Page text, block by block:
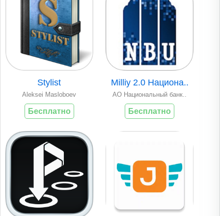
Stylist
Aleksei Masloboev
Бесплатно
Milliy 2.0 Национа..
АО Национальный банк..
Бесплатно